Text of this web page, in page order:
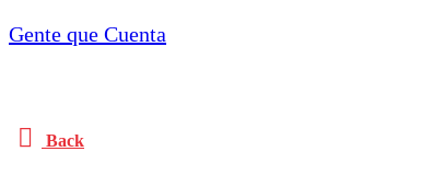
Gente que Cuenta
Back